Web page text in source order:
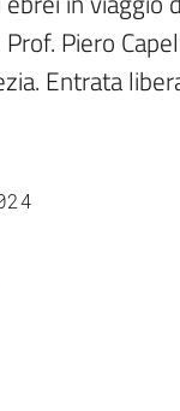
Piero
Entrata